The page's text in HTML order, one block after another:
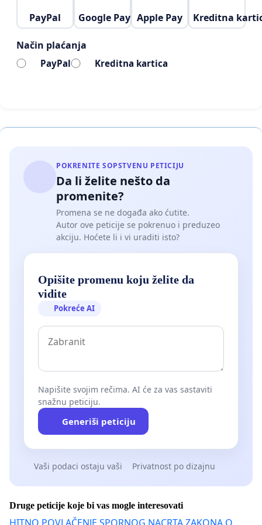
PayPal Google Pay Apple Pay Kreditna
Način plaćanja
PayPal Kreditna kartica
POKRENITE SOPSTVENU PETICIJU
Da li želite nešto da
promenite?
Promena se ne događa ako ćutite.
Autor ove peticije se pokrenuo i preduzeo
akciju. Hoćete li i vi uraditi isto?
Opišite promenu koju želite da
vidite
Pokreće AI
Napišite svojim rečima. AI će za vas sastaviti
snažnu peticiju.
Generiši peticiju
Vaši podaci ostaju vaši Privatnost po dizajnu
Druge peticije koje bi vas mogle interesovati